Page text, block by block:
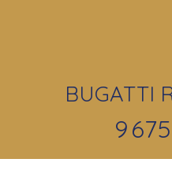
BUGATTI
9